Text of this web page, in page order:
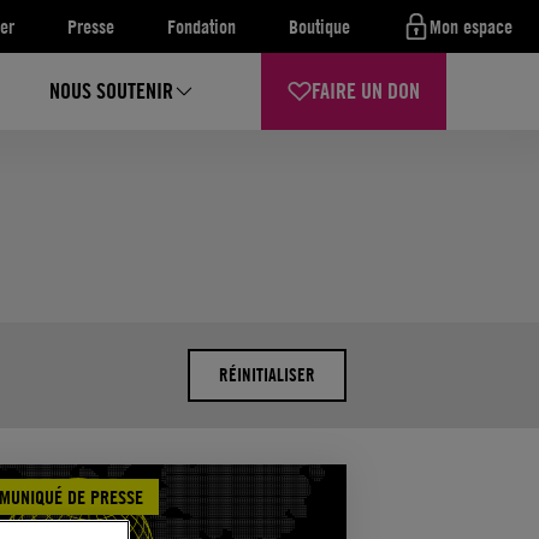
Presse Fondation Boutique Mon espace
NOUS SOUTENIR FAIRE UN DON
RÉINITIALISER
DE PRESSE